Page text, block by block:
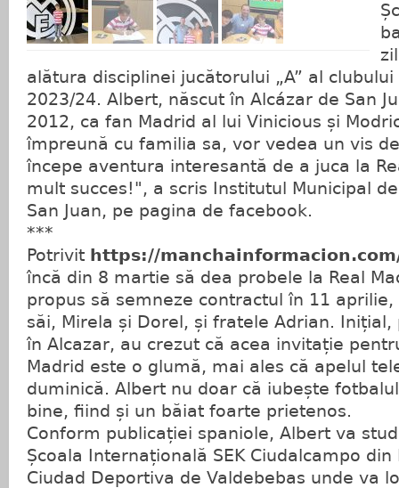
alătura disciplinei jucătorului „A” al
2023/24. Albert, născut în Alcázar de San
2012, ca fan Madrid al lui Vinicious și
împreună cu familia sa, vor vedea un vis
începe aventura interesantă de a juca la
mult succes!", a scris Institutul Municipal
San Juan, pe pagina de facebook.
***
Potrivit https://
încă din 8 martie să dea probele la Real
propus să semneze contractul în 11
săi, Mirela și Dorel, și fratele Adrian.
în Alcazar, au crezut că acea invitație
Madrid este o glumă, mai ales că apelul
duminică. Albert nu doar că iubește
bine, fiind și un băiat foarte prietenos.
Conform publicației spaniole, Albert va
Școala Internațională SEK Ciudalcampo
Ciudad Deportiva de Valdebebas unde va